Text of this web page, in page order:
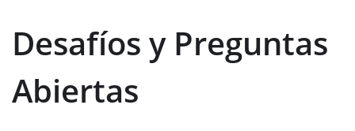
Desafíos y Preguntas
Abiertas